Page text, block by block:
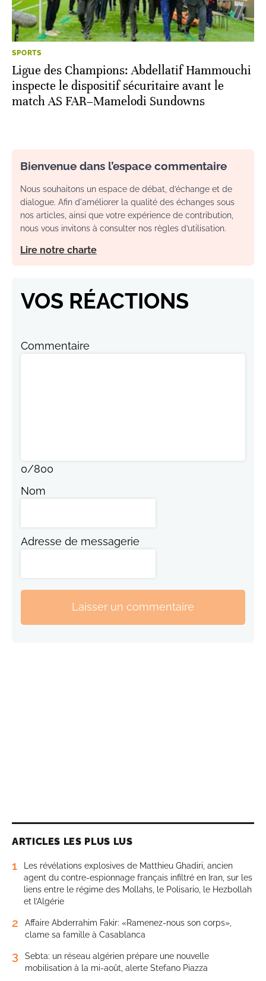
SPORTS
Ligue des Champions: Abdellatif Hammouchi
inspecte le dispositif sécuritaire avant le
match AS FAR–Mamelodi Sundowns
Bienvenue dans l’espace commentaire
Nous souhaitons un espace de débat, d’échange et de
dialogue. Afin d'améliorer la qualité des échanges sous
nos articles, ainsi que votre expérience de contribution,
nous vous invitons à consulter nos règles d’utilisation.
Lire notre charte
VOS RÉACTIONS
Commentaire
0/800
Nom
Adresse de messagerie
Laisser un commentaire
ARTICLES LES PLUS LUS
1
Les révélations explosives de Matthieu Ghadiri, ancien
agent du contre-espionnage français infiltré en Iran, sur les
liens entre le régime des Mollahs, le Polisario, le Hezbollah
et l’Algérie
2
Affaire Abderrahim Fakir: «Ramenez-nous son corps»,
clame sa famille à Casablanca
3
Sebta: un réseau algérien prépare une nouvelle
mobilisation à la mi-août, alerte Stefano Piazza